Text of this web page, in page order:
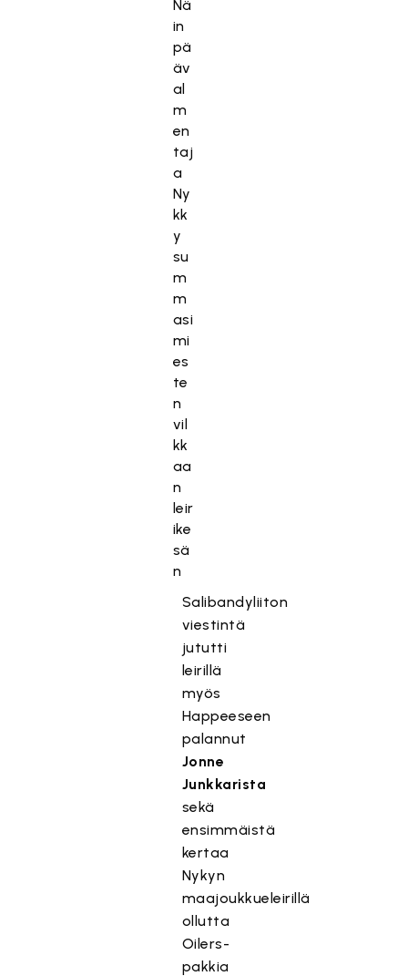
t
ii
m
a
r
k
i
n
i
n
t
i
e
v
ä
t
e
i
ä
.
Hyväksy markkinointievästeet
Nä
in
pä
äv
al
m
en
taj
a
Ny
kk
y
su
m
m
asi
mi
es
te
n
vil
kk
aa
n
leir
ike
sä
n
Salibandyliiton
viestintä
jututti
leirillä
myös
Happeeseen
palannut
Jonne
Junkkarista
sekä
ensimmäistä
kertaa
Nykyn
maajoukkueleirillä
ollutta
Oilers-
pakkia
T
ä
m
i
s
ä